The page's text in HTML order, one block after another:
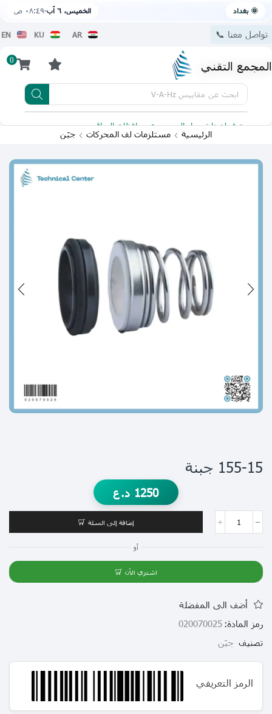
🌞 بغداد الخميس، ٦ آب ٠٨:٤٩ ص
تواصل معنا 📞 AR
KU
EN
المجمع التقني 0
ابحث عن مقاييس V-A-Hz
يتوفر لدينا توصيل الى جميع محافظات العراق
الرئيسية مستلزمات لف المحركات جبَن
155-15 جبنة
1250 د.ع
إضافة إلى السلة
أو
اشتري الآن
أضف الى المفضلة
رمز المادة: 020070025
تصنيف جبَن
الرمز التعريفي